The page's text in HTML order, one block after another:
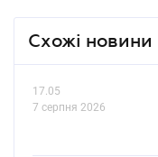
Схожі новини
17.05
7 серпня 2026